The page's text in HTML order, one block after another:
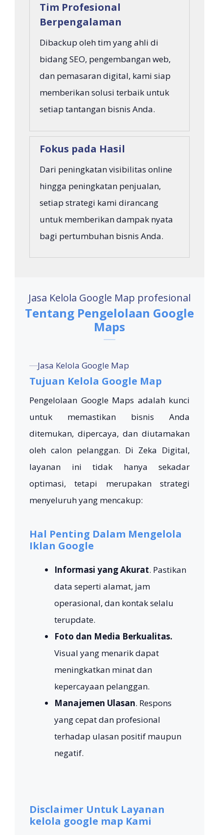
Tim Profesional
Berpengalaman
Dibackup oleh tim yang ahli di
bidang SEO, pengembangan web,
dan pemasaran digital, kami siap
memberikan solusi terbaik untuk
setiap tantangan bisnis Anda.
Fokus pada Hasil
Dari peningkatan visibilitas online
hingga peningkatan penjualan,
setiap strategi kami dirancang
untuk memberikan dampak nyata
bagi pertumbuhan bisnis Anda.
Jasa Kelola Google Map profesional
Tentang Pengelolaan Google
Maps
Jasa Kelola Google Map
Tujuan Kelola Google Map
Pengelolaan Google Maps adalah kunci
untuk memastikan bisnis Anda
ditemukan, dipercaya, dan diutamakan
oleh calon pelanggan. Di Zeka Digital,
layanan ini tidak hanya sekadar
optimasi, tetapi merupakan strategi
menyeluruh yang mencakup:
Hal Penting Dalam Mengelola
Iklan Google
Informasi yang Akurat. Pastikan
data seperti alamat, jam
operasional, dan kontak selalu
terupdate.
Foto dan Media Berkualitas.
Visual yang menarik dapat
meningkatkan minat dan
kepercayaan pelanggan.
Manajemen Ulasan. Respons
yang cepat dan profesional
terhadap ulasan positif maupun
negatif.
Disclaimer Untuk Layanan
kelola google map Kami